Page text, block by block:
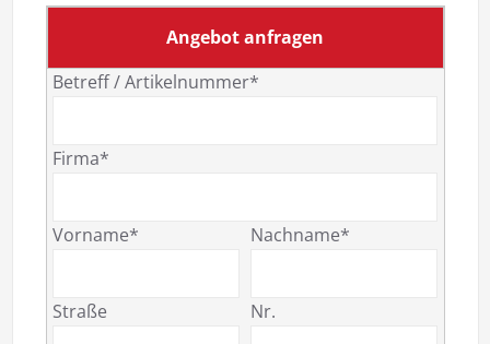
Angebot anfragen
Betreff / Artikelnummer*
Firma*
Vorname* Nachname*
Straße Nr.